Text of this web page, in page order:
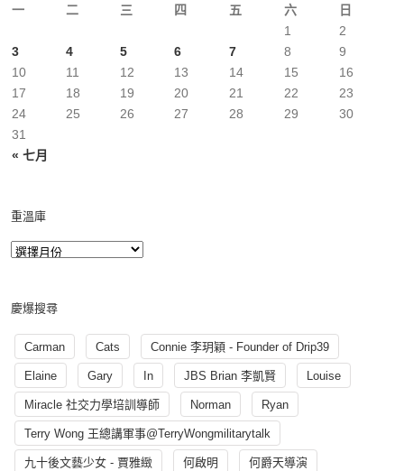
一
二 三 四 五 六 日
« 七月
1
2
3
4 5 6 7 8
9
10
11 12 13 14 15
16
17
18 19 20 21 22
23
24
25 26 27 28 29
30
31
重溫庫
慶爆搜尋
Carman Cats Connie 李玥穎 - Founder of Drip39
Elaine Gary In JBS Brian 李凱賢 Louise
Miracle 社交力學培訓導師 Norman Ryan
Terry Wong 王總講軍事@TerryWongmilitarytalk
九十後文藝少女 - 賈雅緻 何啟明 何爵天導演